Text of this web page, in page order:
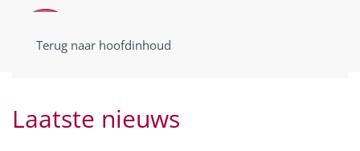
Terug naar hoofdinhoud
Laatste nieuws